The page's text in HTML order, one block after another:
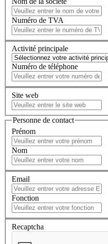
Numéro de TVA
Activité principale
Numéro de téléphone
Site web
Personne de contact
Prénom
Nom
Email
Fonction
Recaptcha